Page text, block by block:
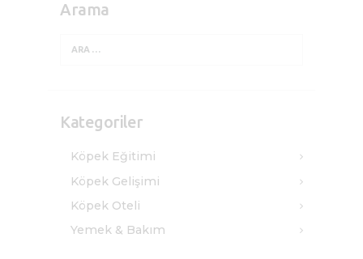
Arama
Kategoriler
Köpek Eğitimi
Köpek Gelişimi
Köpek Oteli
Yemek & Bakım